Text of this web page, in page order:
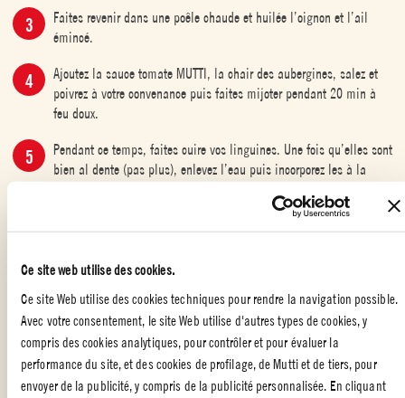
Ce site web utilise des cookies.
Ce site Web utilise des cookies techniques pour rendre la navigation possible.
Avec votre consentement, le site Web utilise d'autres types de cookies, y
compris des cookies analytiques, pour contrôler et pour évaluer la
performance du site, et des cookies de profilage, de Mutti et de tiers, pour
envoyer de la publicité, y compris de la publicité personnalisée. En cliquant
Faites revenir dans une poêle chaude et huilée l’oignon et l’ail
émincé.
Ajoutez la sauce tomate MUTTI, la chair des aubergines, salez et
poivrez à votre convenance puis faites mijoter pendant 20 min à
feu doux.
Pendant ce temps, faites cuire vos linguines. Une fois qu’elles sont
bien al dente (pas plus), enlevez l’eau puis incorporez les à la
RECETTES D'AUTOMNE À LA TOMATE,RECETTES AVEC NOTRE